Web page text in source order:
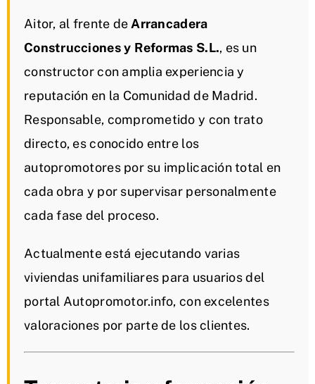
Blog
Aitor, al frente deArrancadera
Construcciones y Reformas S.L., es un
constructor con amplia experiencia y
reputación en la Comunidad de Madrid.
Responsable, comprometido y con trato
directo, es conocido entre los
autopromotores por su implicación total en
cada obra y por supervisar personalmente
cada fase del proceso.
Actualmente está ejecutando varias
viviendas unifamiliares para usuarios del
portal Autopromotor.info, con excelentes
valoraciones por parte de los clientes.